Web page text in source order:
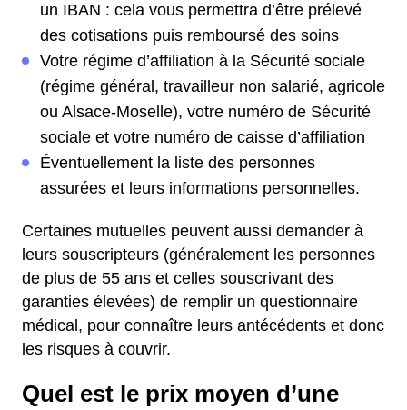
un IBAN : cela vous permettra d’être prélevé
des cotisations puis remboursé des soins
Votre régime d’affiliation à la Sécurité sociale
(régime général, travailleur non salarié, agricole
ou Alsace-Moselle), votre numéro de Sécurité
sociale et votre numéro de caisse d’affiliation
Éventuellement la liste des personnes
assurées et leurs informations personnelles.
Certaines mutuelles peuvent aussi demander à
leurs souscripteurs (généralement les personnes
de plus de 55 ans et celles souscrivant des
garanties élevées) de remplir un questionnaire
médical, pour connaître leurs antécédents et donc
les risques à couvrir.
Quel est le prix moyen d’une